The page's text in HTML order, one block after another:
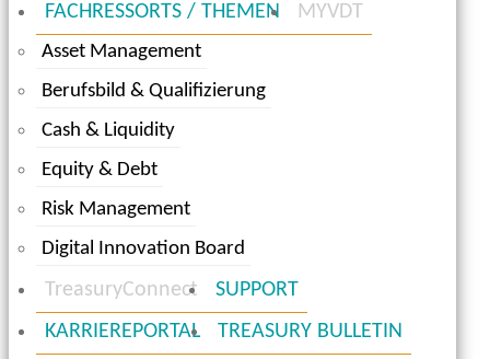
FACHRESSORTS / THEMEN
Asset Management
Berufsbild & Qualifizierung
Cash & Liquidity
Equity & Debt
Risk Management
Digital Innovation Board
MYVDT
TreasuryConnect
SUPPORT
KARRIEREPORTAL
TREASURY BULLETIN